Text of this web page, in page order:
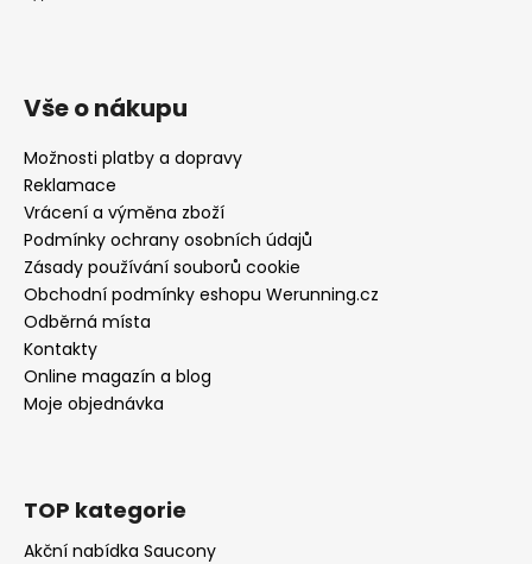
Vše o nákupu
Možnosti platby a dopravy
Reklamace
Vrácení a výměna zboží
Podmínky ochrany osobních údajů
Zásady používání souborů cookie
Obchodní podmínky eshopu Werunning.cz
Odběrná místa
Kontakty
Online magazín a blog
Moje objednávka
TOP kategorie
Akční nabídka Saucony